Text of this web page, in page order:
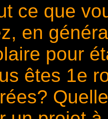
ce que
en
pour
êtes 1e